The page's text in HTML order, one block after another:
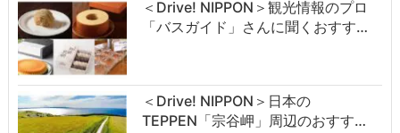
＜Drive! NIPPON＞観光情報のプロ
「バスガイド」さんに聞くおすす…
＜Drive! NIPPON＞日本の
TEPPEN「宗谷岬」周辺のおすす…